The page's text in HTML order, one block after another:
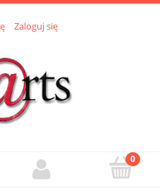
Zaloguj się